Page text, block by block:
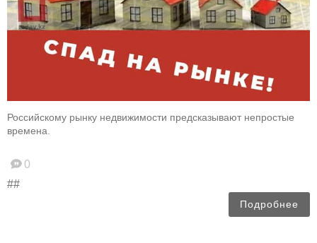
Российскому рынку недвижимости предсказывают непростые
времена.
0
##
Подробнее